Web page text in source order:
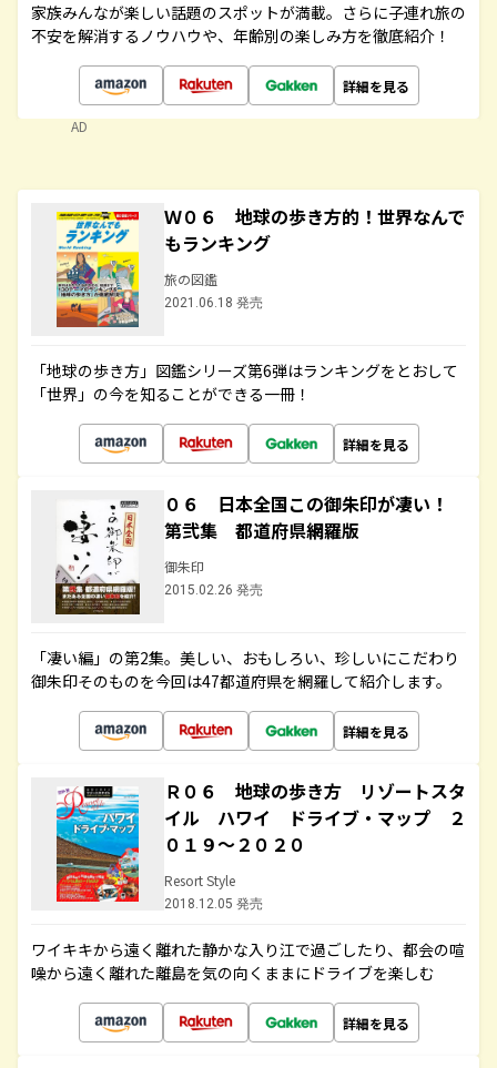
家族みんなが楽しい話題のスポットが満載。さらに子連れ旅の
不安を解消するノウハウや、年齢別の楽しみ方を徹底紹介！
詳細を見る
AD
Ｗ０６ 地球の歩き方的！世界なんで
もランキング
旅の図鑑
2021.06.18 発売
「地球の歩き方」図鑑シリーズ第6弾はランキングをとおして
「世界」の今を知ることができる一冊！
詳細を見る
０６ 日本全国この御朱印が凄い！
第弐集 都道府県網羅版
御朱印
2015.02.26 発売
「凄い編」の第2集。美しい、おもしろい、珍しいにこだわり
御朱印そのものを今回は47都道府県を網羅して紹介します。
詳細を見る
Ｒ０６ 地球の歩き方 リゾートスタ
イル ハワイ ドライブ・マップ ２
０１９～２０２０
Resort Style
2018.12.05 発売
ワイキキから遠く離れた静かな入り江で過ごしたり、都会の喧
噪から遠く離れた離島を気の向くままにドライブを楽しむ
詳細を見る